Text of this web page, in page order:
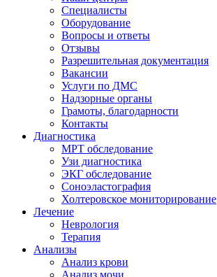
Специалисты
Оборудование
Вопросы и ответы
Отзывы
Разрешительная документация
Вакансии
Услуги по ДМС
Надзорные органы
Грамоты, благодарности
Контакты
Диагностика
МРТ обследование
Узи диагностика
ЭКГ обследование
Соноэластография
Холтеровское мониторирование
Лечение
Неврология
Терапия
Анализы
Анализ крови
Анализ мочи